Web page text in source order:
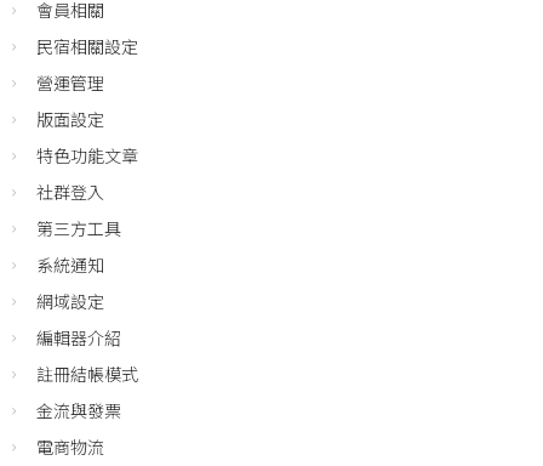
會員相關
民宿相關設定
營運管理
版面設定
特色功能文章
社群登入
第三方工具
系統通知
網域設定
編輯器介紹
註冊結帳模式
金流與發票
電商物流